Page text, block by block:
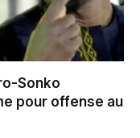
Sonko
pour offense au